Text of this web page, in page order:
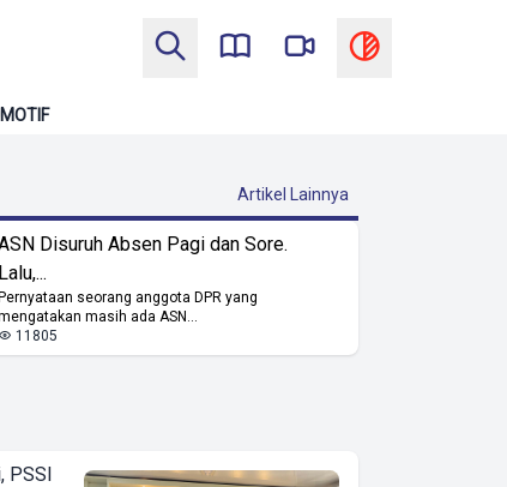
Artikel Lainnya
Disuruh Absen Pagi dan Sore.
Lalu,...
Pernyataan seorang anggota DPR yang
masih ada ASN...
11805
PSSI